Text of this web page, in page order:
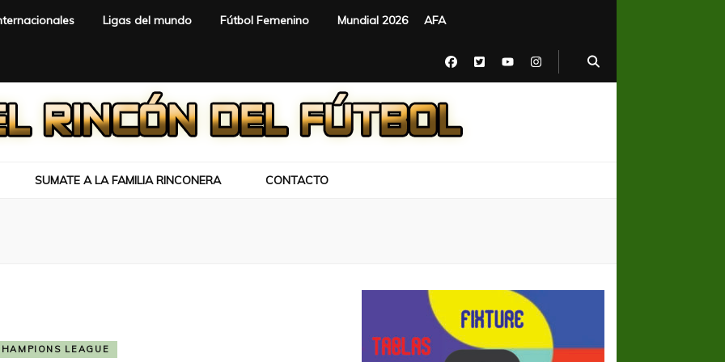
Ligas del mundo Fútbol Femenino Mundial 2026 AFA
SUMATE A LA FAMILIA RINCONERA CONTACTO
LEAGUE